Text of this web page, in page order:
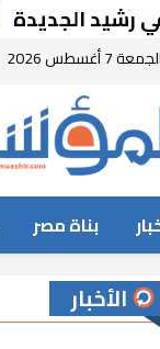
الجمعة 7 أغسطس 2026
بناة مصر
الأخبار